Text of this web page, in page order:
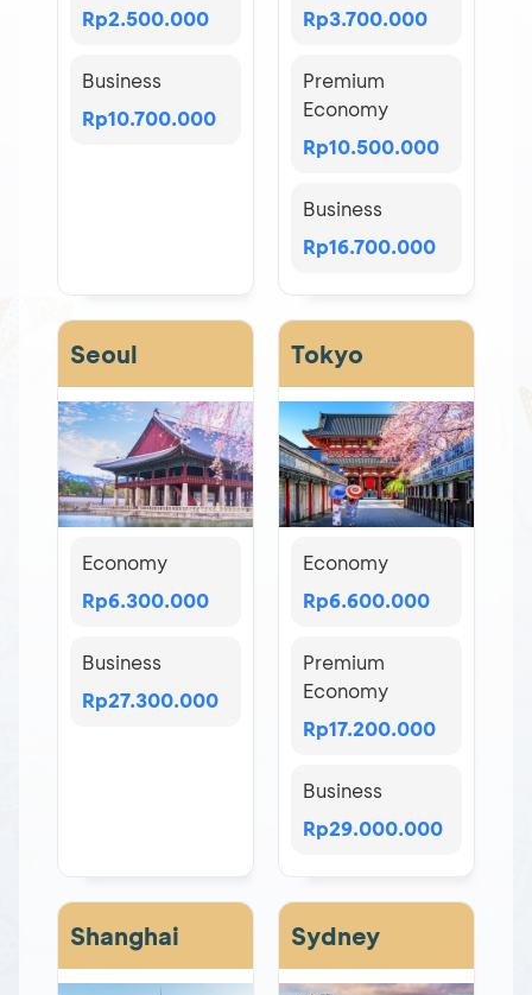
Rp2.500.000
Business
Rp10.700.000
Rp3.700.000
Premium
Economy
Rp10.500.000
Business
Rp16.700.000
Seoul
Economy
Rp6.300.000
Business
Rp27.300.000
Tokyo
Economy
Rp6.600.000
Premium
Economy
Rp17.200.000
Business
Rp29.000.000
Shanghai Sydney